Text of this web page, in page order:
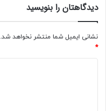
دیدگاهتان را بنویسید
نشانی ایمیل شما منتشر نخواهد شد.
*